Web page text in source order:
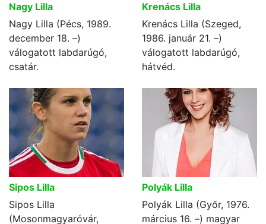
Nagy Lilla
Nagy Lilla (Pécs, 1989.
december 18. –)
válogatott labdarúgó,
csatár.
Krenács Lilla
Krenács Lilla (Szeged,
1986. január 21. –)
válogatott labdarúgó,
hátvéd.
Sipos Lilla
Sipos Lilla
(Mosonmagyaróvár,
Polyák Lilla
Polyák Lilla (Győr, 1976.
március 16. –) magyar